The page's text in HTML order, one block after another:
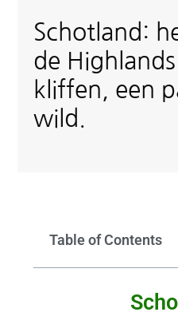
Schotland:
de
kliffen, een
wild.
Table of Contents